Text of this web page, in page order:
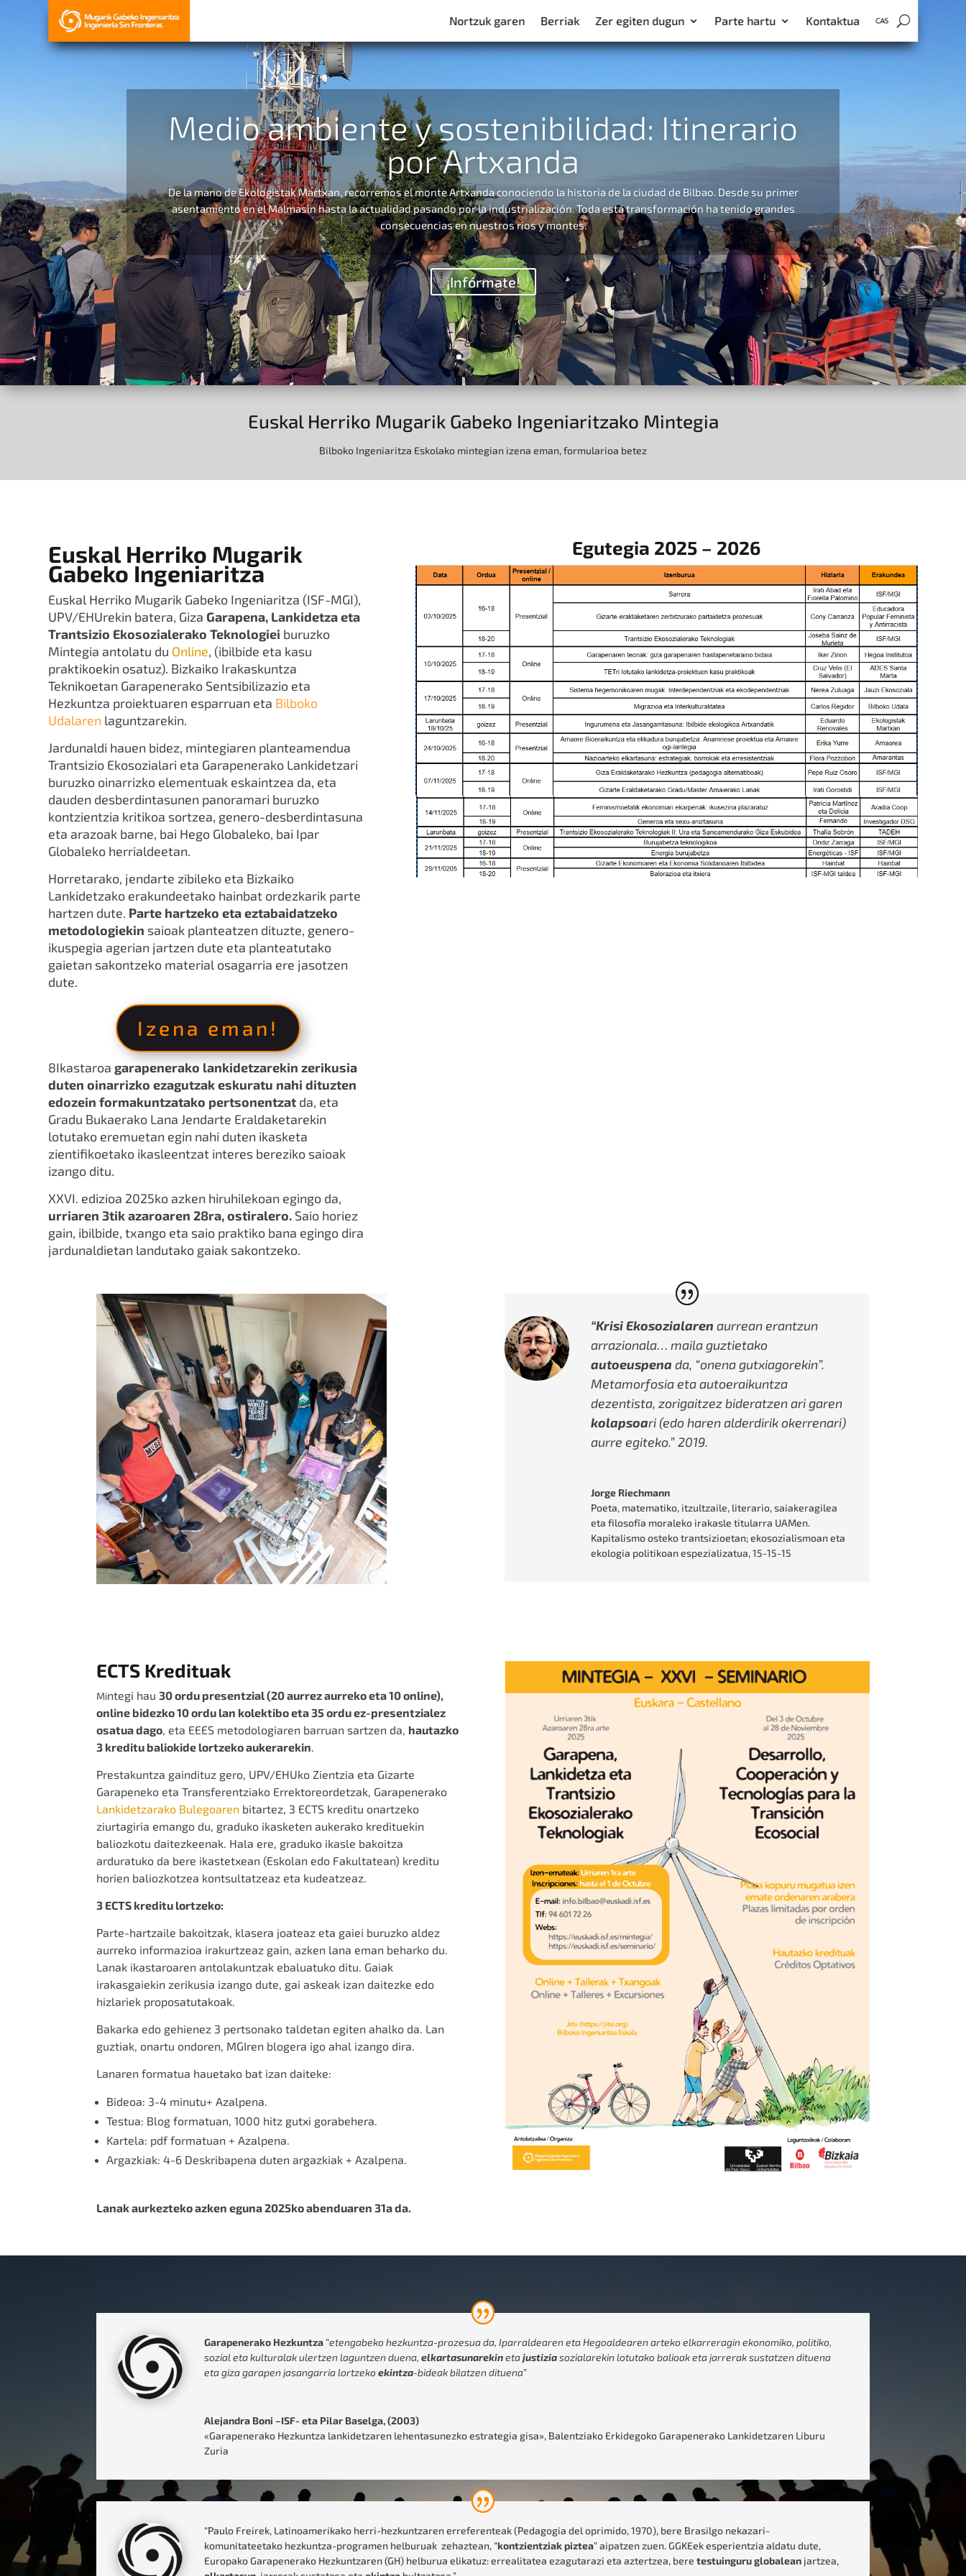
Nortzuk garen Berriak Zer egiten dugun Parte hartu Kontaktua
Medio ambiente y sostenibilidad: Itinerario
por Artxanda
De la mano de Ekologistak Martxan, recorremos el monte Artxanda conociendo la historia de la ciudad de Bilbao. Desde su primer
asentamiento en el Malmasin hasta la actualidad pasando por la industrialización. Toda está transformación ha tenido grandes
consecuencias en nuestros rios y montes.
¡Infórmate!
Euskal Herriko Mugarik Gabeko Ingeniaritzako Mintegia
Bilboko Ingeniaritza Eskolako mintegian izena eman, formularioa betez
Euskal Herriko Mugarik
Gabeko Ingeniaritza
Euskal Herriko Mugarik Gabeko Ingeniaritza (ISF-MGI),
UPV/EHUrekin batera, GizaGarapena, Lankidetza eta
Trantsizio Ekosozialerako Teknologiei buruzko
Mintegia antolatu du Online, (ibilbide eta kasu
praktikoekin osatuz). Bizkaiko Irakaskuntza
Teknikoetan Garapenerako Sentsibilizazio eta
Hezkuntza proiektuaren esparruan eta Bilboko
Udalaren laguntzarekin.
Jardunaldi hauen bidez, mintegiaren planteamendua
Trantsizio Ekosozialari eta Garapenerako Lankidetzari
buruzko oinarrizko elementuak eskaintzea da, eta
dauden desberdintasunen panoramari buruzko
kontzientzia kritikoa sortzea, genero-desberdintasuna
eta arazoak barne, bai Hego Globaleko, bai Ipar
Globaleko herrialdeetan.
Horretarako, jendarte zibileko eta Bizkaiko
Lankidetzako erakundeetako hainbat ordezkarik parte
hartzen dute. Parte hartzeko eta eztabaidatzeko
metodologiekin saioak planteatzen dituzte, genero-
ikuspegia agerian jartzen dute eta planteatutako
gaietan sakontzeko material osagarria ere jasotzen
dute.
Izena eman!
8Ikastaroagarapenerako lankidetzarekin zerikusia
duten oinarrizko ezagutzak eskuratu nahi dituzten
edozein formakuntzatako pertsonentzat da, eta
Gradu Bukaerako Lana Jendarte Eraldaketarekin
lotutako eremuetan egin nahi duten ikasketa
zientifikoetako ikasleentzat interes bereziko saioak
izango ditu.
XXVI. edizioa 2025ko azken hiruhilekoan egingo da,
urriaren 3tik azaroaren 28ra, ostiralero. Saio horiez
gain, ibilbide, txango eta saio praktiko bana egingo dira
jardunaldietan landutako gaiak sakontzeko.
Egutegia 2025 – 2026
“Krisi Ekosozialaren aurrean erantzun
arrazionala… maila guztietako
autoeuspena da, “onena gutxiagorekin”.
Metamorfosia eta autoeraikuntza
dezentista, zorigaitzez bideratzen ari garen
kolapsoari (edo haren alderdirik okerrenari)
aurre egiteko.” 2019.
Jorge Riechmann
Poeta, matematiko, itzultzaile, literario, saiakeragilea
eta filosofía moraleko irakasle titularra UAMen.
Kapitalismo osteko trantsizioetan; ekosozialismoan eta
ekologia politikoan espezializatua, 15-15-15
ECTS Kredituak
Mintegi hau30ordu presentzial (20 aurrez aurreko eta 10 online),
online bidezko 10 ordu lan kolektibo eta 35 ordu ez-presentzialez
osatua dago, eta EEES metodologiaren barruan sartzen da, hautazko
3 kreditu baliokide lortzeko aukerarekin.
Prestakuntza gaindituz gero, UPV/EHUko Zientzia eta Gizarte
Garapeneko eta Transferentziako Errektoreordetzak, Garapenerako
Lankidetzarako Bulegoaren bitartez, 3 ECTS kreditu onartzeko
ziurtagiria emango du, graduko ikasketen aukerako kredituekin
baliozkotu daitezkeenak. Hala ere, graduko ikasle bakoitza
arduratuko da bere ikastetxean (Eskolan edo Fakultatean) kreditu
horien baliozkotzea kontsultatzeaz eta kudeatzeaz.
3 ECTS kreditu lortzeko:
Parte-hartzaile bakoitzak, klasera joateaz eta gaiei buruzko aldez
aurreko informazioa irakurtzeaz gain, azken lana eman beharko du.
Lanak ikastaroaren antolakuntzak ebaluatuko ditu. Gaiak
irakasgaiekin zerikusia izango dute, gai askeak izan daitezke edo
hizlariek proposatutakoak.
Bakarka edo gehienez 3 pertsonako taldetan egiten ahalko da. Lan
guztiak, onartu ondoren, MGIren blogera igo ahal izango dira.
Lanaren formatua hauetako bat izan daiteke:
Bideoa: 3-4 minutu+ Azalpena.
Testua: Blog formatuan, 1000 hitz gutxi gorabehera.
Kartela: pdf formatuan + Azalpena.
Argazkiak:4-6 Deskribapena duten argazkiak + Azalpena.
Lanak aurkezteko azken eguna 2025ko abenduaren 31a da.
Garapenerako Hezkuntza “etengabeko hezkuntza-prozesua da, Iparraldearen eta Hegoaldearen arteko elkarreragin ekonomiko, politiko,
sozial eta kulturalak ulertzen laguntzen duena,elkartasunarekinetajustiziasozialarekin lotutako balioak eta jarrerak sustatzen dituena
eta giza garapen jasangarria lortzekoekintza-bideak bilatzen dituena”
Alejandra Boni –ISF- eta Pilar Baselga, (2003)
«Garapenerako Hezkuntza lankidetzaren lehentasunezko estrategia gisa», Balentziako Erkidegoko Garapenerako Lankidetzaren Liburu
Zuria
“Paulo Freirek, Latinoamerikako herri-hezkuntzaren erreferenteak (Pedagogia del oprimido, 1970), bere Brasilgo nekazari-
komunitateetako hezkuntza-programen helburuak zehaztean, “kontzientziak piztea” aipatzen zuen. GGKEek esperientzia aldatu dute,
Europako Garapenerako Hezkuntzaren (GH) helburua elikatuz: errealitatea ezagutarazi eta aztertzea, bere testuinguru globalean jartzea,